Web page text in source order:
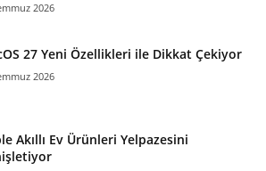
2026
27 Yeni Özellikleri ile Dikkat Çekiyor
2026
Akıllı Ev Ürünleri Yelpazesini